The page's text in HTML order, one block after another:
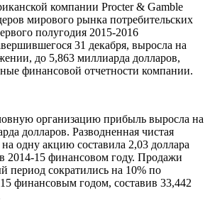
компании Procter & Gamble
мирового рынка потребительских
полугодия 2015-2016
31 декабря, выросла на
до 5,863 миллиарда долларов,
финансовой отчетности компании.
организацию прибыль выросла на
долларов. Разводненная чистая
одну акцию составила 2,03 доллара
2014-15 финансовом году. Продажи
период сократились на 10% по
финансовым годом, составив 33,442